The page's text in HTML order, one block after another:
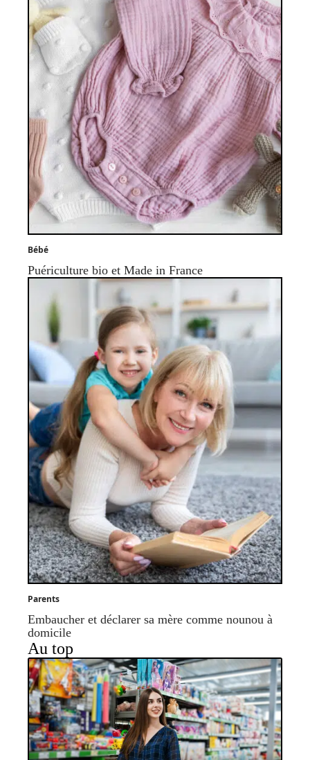
Bébé
Puériculture bio et Made in France
Parents
Embaucher et déclarer sa mère comme nounou à
domicile
Au top